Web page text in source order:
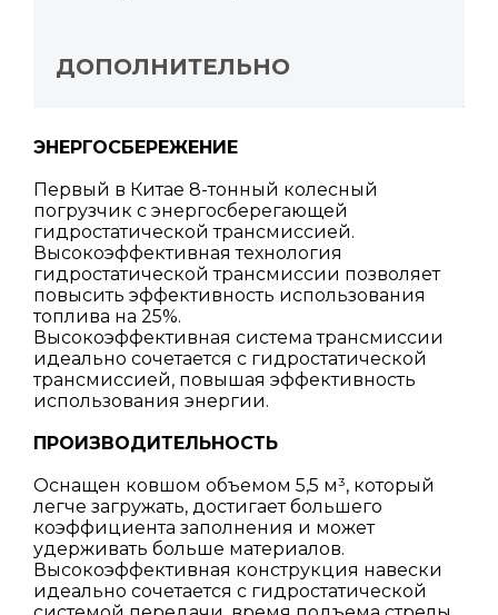
ДОПОЛНИТЕЛЬНО
ЭНЕРГОСБЕРЕЖЕНИЕ
Первый в Китае 8-тонный колесный
погрузчик с энергосберегающей
гидростатической трансмиссией.
Высокоэффективная технология
гидростатической трансмиссии позволяет
повысить эффективность использования
топлива на 25%.
Высокоэффективная система трансмиссии
идеально сочетается с гидростатической
трансмиссией, повышая эффективность
использования энергии.
ПРОИЗВОДИТЕЛЬНОСТЬ
Оснащен ковшом объемом 5,5 м³, который
легче загружать, достигает большего
коэффициента заполнения и может
удерживать больше материалов.
Высокоэффективная конструкция навески
идеально сочетается с гидростатической